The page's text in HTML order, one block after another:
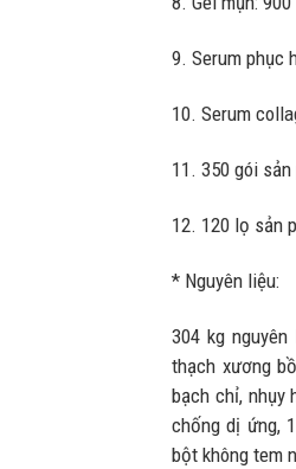
9. Serum phục
10. Serum
11. 350 gói
12. 120 lọ sản
* Nguyên liệu:
304 kg
thạch xương
bạch chỉ, nhụy
chống dị ứng,
bột không tem